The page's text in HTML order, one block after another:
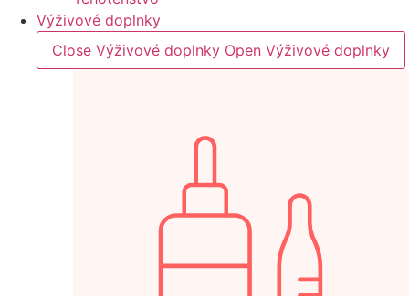
Výživové doplnky
Close Výživové doplnky Open Výživové doplnky